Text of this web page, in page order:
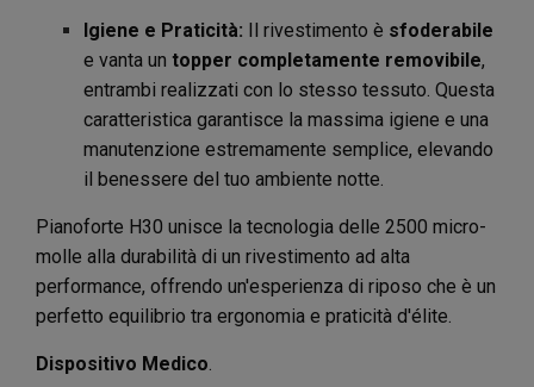
Igiene e Praticità: Il rivestimento è sfoderabile
e vanta un topper completamente removibile,
entrambi realizzati con lo stesso tessuto. Questa
caratteristica garantisce la massima igiene e una
manutenzione estremamente semplice, elevando
il benessere del tuo ambiente notte.
Pianoforte H30 unisce la tecnologia delle 2500 micro-
molle alla durabilità di un rivestimento ad alta
performance, offrendo un'esperienza di riposo che è un
perfetto equilibrio tra ergonomia e praticità d'élite.
Dispositivo Medico.